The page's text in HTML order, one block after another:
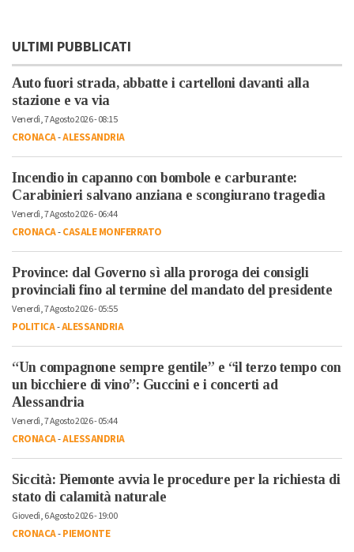
ULTIMI PUBBLICATI
Auto fuori strada, abbatte i cartelloni davanti alla
stazione e va via
Venerdì, 7 Agosto 2026 - 08:15
CRONACA-ALESSANDRIA
Incendio in capanno con bombole e carburante:
Carabinieri salvano anziana e scongiurano tragedia
Venerdì, 7 Agosto 2026 - 06:44
CRONACA-CASALE MONFERRATO
Province: dal Governo sì alla proroga dei consigli
provinciali fino al termine del mandato del presidente
Venerdì, 7 Agosto 2026 - 05:55
POLITICA-ALESSANDRIA
“Un compagnone sempre gentile” e “il terzo tempo con
un bicchiere di vino”: Guccini e i concerti ad
Alessandria
Venerdì, 7 Agosto 2026 - 05:44
CRONACA-ALESSANDRIA
Siccità: Piemonte avvia le procedure per la richiesta di
stato di calamità naturale
Giovedì, 6 Agosto 2026 - 19:00
CRONACA-PIEMONTE